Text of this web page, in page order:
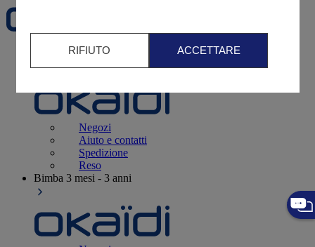
3 - 12 mesi
Negozi
Aiuto e contatti
Spedizione
Reso
Bimba 3 mesi - 3 anni
RIFIUTO ACCETTARE